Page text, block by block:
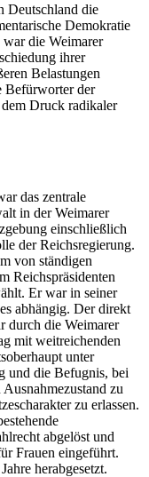
Deutschland die
Demokratie
war die Weimarer
ihrer
Belastungen
Befürworter der
Druck radikaler
das zentrale
in der Weimarer
einschließlich
der Reichsregierung.
von ständigen
Reichspräsidenten
Er war in seiner
abhängig. Der direkt
durch die Weimarer
mit weitreichenden
unter
und die Befugnis, bei
zu
zu erlassen.
abgelöst und
Frauen eingeführt.
herabgesetzt.